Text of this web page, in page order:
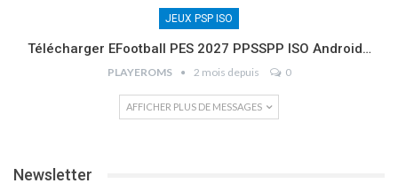
JEUX PSP ISO
Télécharger EFootball PES 2027 PPSSPP ISO Android…
PLAYEROMS 2 mois depuis 0
AFFICHER PLUS DE MESSAGES
Newsletter